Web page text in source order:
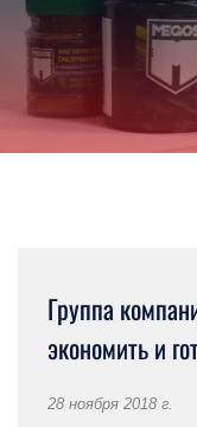
Группа
экономить и
28 ноября 2018 г.